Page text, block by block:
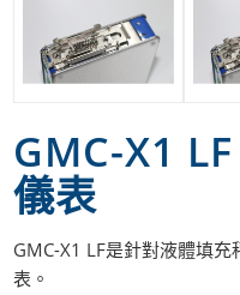
GMC-X1
儀表
GMC-X1 LF是針對液體填
表。